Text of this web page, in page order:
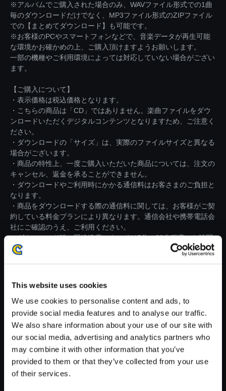
This website uses cookies
We use cookies to personalise content and ads, to
provide social media features and to analyse our traffic.
We also share information about your use of our site with
our social media, advertising and analytics partners who
may combine it with other information that you’ve
provided to them or that they’ve collected from your use
of their services.
※アルバムでご購入された場合のみ、WAVファイル形式での1曲
毎のダウンロードだけでなく、MP3ファイル形式のZIPファイル
での【まとめてダウンロード】も可能です。
※お客様のPCやスマートフォンなどで、音楽データが再生可能
な環境かお確かめの上、ご購入頂けますようお願いします。
一部の機種やご利用環境によっては対応していない場合がござい
ます。
【ご購入について】
・表示価格は税込価格となります。
・こちらの商品は「CD」ではありません。楽曲ファイルをダウ
ンロードいただくデジタルコンテンツとなりますため、ご注意く
ださい。
・ダウンロードの「サイズ」は、実際のファイルサイズと異なる
場合がございます。
・商品の特性上、一度ご購入いただいた商品については、注文の
キャンセル、返金を承ることができません。
・ダウンロードやご利用時にかかる通信料はお客さまのご負担と
なります。
・商品をダウンロードする際の通信料に関しては、お客様がご契
約している料金プランにより異なります。通信会社や携帯電話会
社にご確認のうえ、ご利用ください。
・ダウンロード時、回線速度によっては5分～82分程度のお時間
がかかる場合がございます。
※ご購入いただいたファイルのダウンロードの際には、通信環境
【単曲】流星のロックマン パー
フェクトコレクション オリジナ